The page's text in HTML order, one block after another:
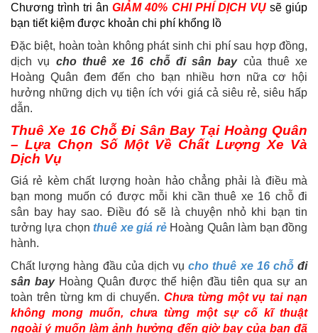
Chương trình tri ânGIẢM 40% CHI PHÍ DỊCH VỤsẽ giúp
bạn tiết kiệm được khoản chi phí khổng lồ
Đặc biệt, hoàn toàn không phát sinh chi phí sau hợp đồng,
dịch vụ cho thuê xe 16 chỗ đi sân bay của thuê xe
Hoàng Quân đem đến cho bạn nhiều hơn nữa cơ hội
hưởng những dịch vụ tiện ích với giá cả siêu rẻ, siêu hấp
dẫn.
Thuê Xe 16 Chỗ Đi Sân Bay Tại Hoàng Quân
– Lựa Chọn Số Một Về Chất Lượng Xe Và
Dịch Vụ
Giá rẻ kèm chất lượng hoàn hảo chẳng phải là điều mà
bạn mong muốn có được mỗi khi cần thuê xe 16 chỗ đi
sân bay hay sao. Điều đó sẽ là chuyện nhỏ khi bạn tin
tưởng lựa chọnthuê xe giá rẻHoàng Quân làm bạn đồng
hành.
Chất lượng hàng đầu của dịch vụcho thuê xe 16 chỗđi
sân bayHoàng Quân được thể hiện đầu tiên qua sự an
toàn trên từng km di chuyển. Chưa từng một vụ tai nạn
không mong muốn, chưa từng một sự cố kĩ thuật
ngoài ý muốn làm ảnh hưởng đến giờ bay của bạn đã